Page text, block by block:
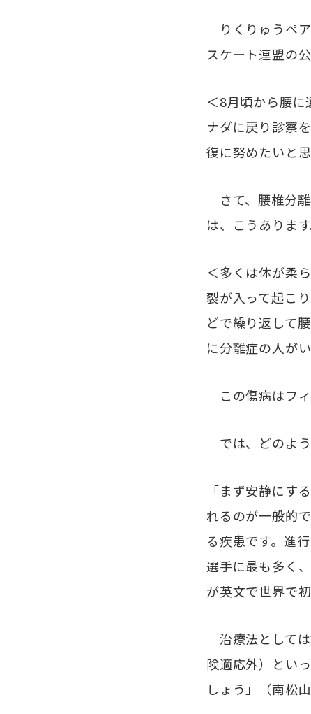
りくりゅうペ
スケート連盟の
＜8月頃から腰
ナダに戻り診察
復に努めたいと
さて、腰椎分
は、こうあります
＜多くは体が柔
裂が入って起こ
どで繰り返して
に分離症の人が
この傷病はフィ
では、どのよ
「まず安静にす
れるのが一般的
る疾患です。進
選手に最も多く
が英文で世界で
治療法として
険適応外）とい
しょう」（南松